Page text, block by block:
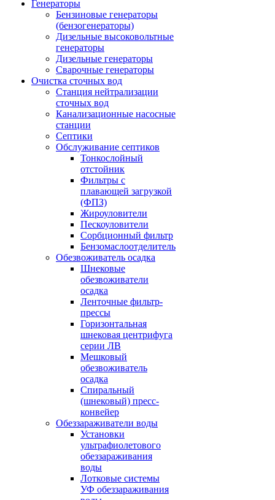
Генераторы
Бензиновые генераторы
(бензогенераторы)
Дизельные высоковольтные
генераторы
Дизельные генераторы
Сварочные генераторы
Очистка сточных вод
Станция нейтрализации
сточных вод
Канализационные насосные
станции
Септики
Обслуживание септиков
Тонкослойный
отстойник
Фильтры с
плавающей загрузкой
(ФПЗ)
Жироуловители
Пескоуловители
Сорбционный фильтр
Бензомаслоотделитель
Обезвоживатель осадка
Шнековые
обезвоживатели
осадка
Ленточные фильтр-
прессы
Горизонтальная
шнековая центрифуга
серии ЛВ
Мешковый
обезвоживатель
осадка
Спиральный
(шнековый) пресс-
конвейер
Обеззараживатели воды
Установки
ультрафиолетового
обеззараживания
воды
Лотковые системы
УФ обеззараживания